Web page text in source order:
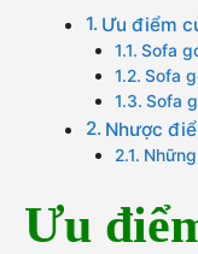
Ưu điểm
Sofa
Sofa
Sofa
Nhược
Ưu